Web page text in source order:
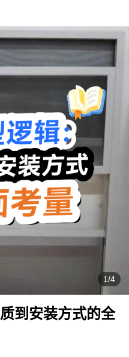
1/4
到安装方式的全